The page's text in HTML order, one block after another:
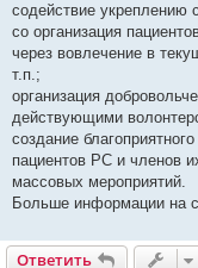
содействие укреплению
со организация
через вовлечение в
т.п.;
организация
действующими
создание
пациентов РС и членов
массовых мероприятий.
Больше информации на
Ответить